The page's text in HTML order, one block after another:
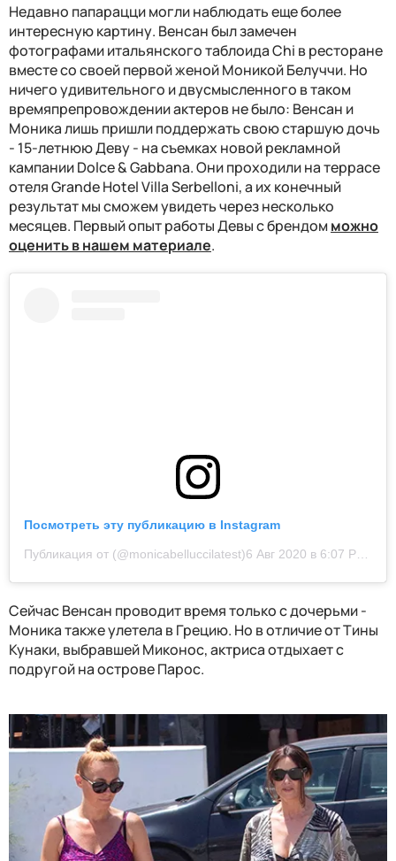
Недавно папарацци могли наблюдать еще более
интересную картину. Венсан был замечен
фотографами итальянского таблоида Chi в ресторане
вместе со своей первой женой Моникой Белуччи. Но
ничего удивительного и двусмысленного в таком
времяпрепровождении актеров не было: Венсан и
Моника лишь пришли поддержать свою старшую дочь
- 15-летнюю Деву - на съемках новой рекламной
кампании Dolce & Gabbana. Они проходили на террасе
отеля Grande Hotel Villa Serbelloni, а их конечный
результат мы сможем увидеть через несколько
месяцев. Первый опыт работы Девы с брендомможно
оценить в нашем материале.
Посмотреть эту публикацию в Instagram
Публикация от (@monicabelluccilatest)6 Авг 2020 в 6:07 PDT
Сейчас Венсан проводит время только с дочерьми -
Моника также улетела в Грецию. Но в отличие от Тины
Кунаки, выбравшей Миконос, актриса отдыхает с
подругой на острове Парос.